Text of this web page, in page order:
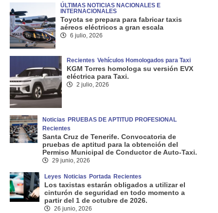
ÚLTIMAS NOTICIAS NACIONALES E
INTERNACIONALES
Toyota se prepara para fabricar taxis
aéreos eléctricos a gran escala
6 julio, 2026
Recientes Vehículos Homologados para Taxi
KGM Torres homologa su versión EVX
eléctrica para Taxi.
2 julio, 2026
Noticias PRUEBAS DE APTITUD PROFESIONAL
Recientes
Santa Cruz de Tenerife. Convocatoria de
pruebas de aptitud para la obtención del
Permiso Municipal de Conductor de Auto-Taxi.
29 junio, 2026
Leyes Noticias Portada Recientes
Los taxistas estarán obligados a utilizar el
cinturón de seguridad en todo momento a
partir del 1 de octubre de 2026.
26 junio, 2026